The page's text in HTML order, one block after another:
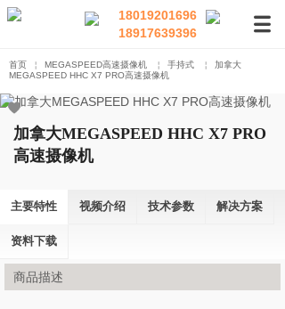
18917639396
18019201696
首页 ￤ MEGASPEED高速摄像机 ￤ 手持式 ￤
加拿大
MEGASPEED HHC X7 PRO高速摄像机
加拿大MEGASPEED HHC X7 PRO
高速摄像机
主要特性 视频介绍 技术参数 解决方案
资料下载
商品描述